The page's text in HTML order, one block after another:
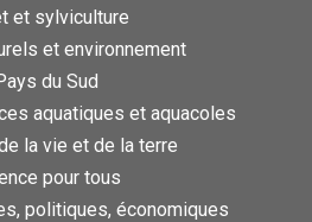
et sylviculture
et environnement
du Sud
aquatiques et aquacoles
la vie et de la terre
pour tous
politiques, économiques